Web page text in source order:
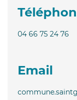
04 66 75 24 76
Email